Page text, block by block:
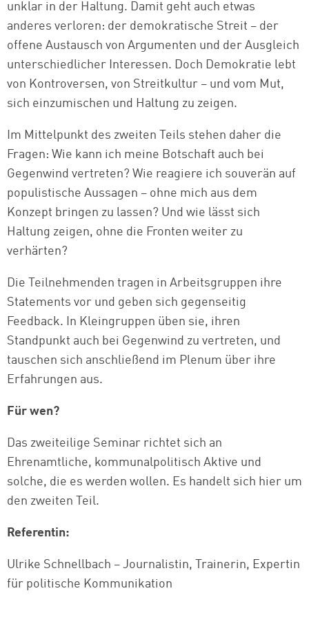
unklar in der Haltung. Damit geht auch etwas
anderes verloren: der demokratische Streit – der
offene Austausch von Argumenten und der Ausgleich
unterschiedlicher Interessen. Doch Demokratie lebt
von Kontroversen, von Streitkultur – und vom Mut,
sich einzumischen und Haltung zu zeigen.
Im Mittelpunkt des zweiten Teils stehen daher die
Fragen: Wie kann ich meine Botschaft auch bei
Gegenwind vertreten? Wie reagiere ich souverän auf
populistische Aussagen – ohne mich aus dem
Konzept bringen zu lassen? Und wie lässt sich
Haltung zeigen, ohne die Fronten weiter zu
verhärten?
Die Teilnehmenden tragen in Arbeitsgruppen ihre
Statements vor und geben sich gegenseitig
Feedback. In Kleingruppen üben sie, ihren
Standpunkt auch bei Gegenwind zu vertreten, und
tauschen sich anschließend im Plenum über ihre
Erfahrungen aus.
Für wen?
Das zweiteilige Seminar richtet sich an
Ehrenamtliche, kommunalpolitisch Aktive und
solche, die es werden wollen. Es handelt sich hier um
den zweiten Teil.
Referentin:
Ulrike Schnellbach – Journalistin, Trainerin, Expertin
für politische Kommunikation